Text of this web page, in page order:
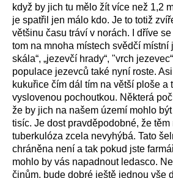
když by jich tu mělo žít více než 1,2
je spatřil jen málo kdo. Je to totiž
většinu času tráví v norách. I dříve
tom na mnoha místech svědčí místní
skála“, „jezevčí hrady“, "vrch
populace jezevců také nyní roste.
kukuřice čím dál tím na větší ploše a
vyslovenou pochoutkou. Některá
že by jich na našem území mohlo
tisíc. Je dost pravděpodobné, že těm
tuberkulóza zcela nevyhýbá. Tato
chráněna není a tak pokud jste
mohlo by vás napadnout ledasco.
činům, bude dobré ještě jednou vše